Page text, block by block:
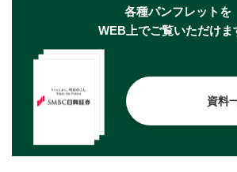
各種パンフレットを
WEB上でご覧いただけま
資料